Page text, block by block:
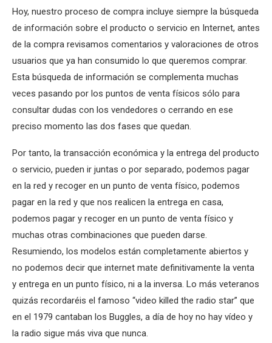
Hoy, nuestro proceso de compra incluye siempre la búsqueda
de información sobre el producto o servicio en Internet, antes
de la compra revisamos comentarios y valoraciones de otros
usuarios que ya han consumido lo que queremos comprar.
Esta búsqueda de información se complementa muchas
veces pasando por los puntos de venta físicos sólo para
consultar dudas con los vendedores o cerrando en ese
preciso momento las dos fases que quedan.
Por tanto, la transacción económica y la entrega del producto
o servicio, pueden ir juntas o por separado, podemos pagar
en la red y recoger en un punto de venta físico, podemos
pagar en la red y que nos realicen la entrega en casa,
podemos pagar y recoger en un punto de venta físico y
muchas otras combinaciones que pueden darse.
Resumiendo, los modelos están completamente abiertos y
no podemos decir que internet mate definitivamente la venta
y entrega en un punto físico, ni a la inversa. Lo más veteranos
quizás recordaréis el famoso “video killed the radio star” que
en el 1979 cantaban los Buggles, a día de hoy no hay vídeo y
la radio sigue más viva que nunca.